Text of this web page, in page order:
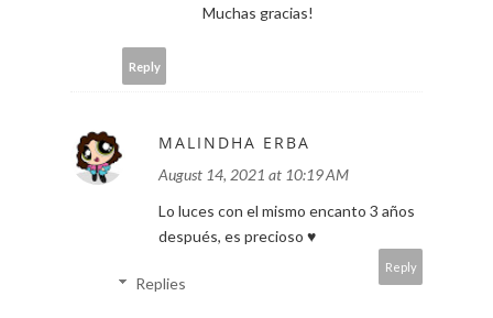
Muchas gracias!
Reply
MALINDHA ERBA
August 14, 2021 at 10:19 AM
Lo luces con el mismo encanto 3 años
después, es precioso ♥
Reply
Replies